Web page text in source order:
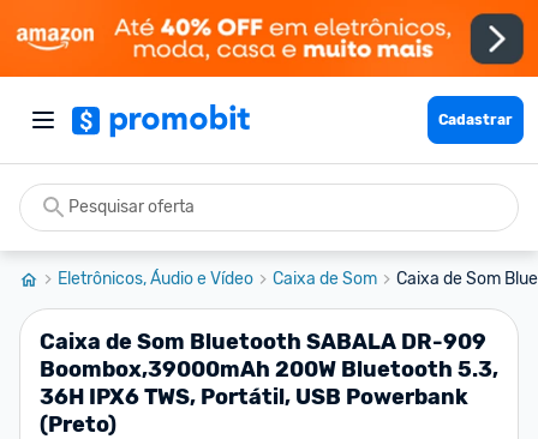
Cadastrar
Eletrônicos, Áudio e Vídeo Caixa de Som Caixa de Som
Caixa de Som Bluetooth SABALA DR-909
Boombox,39000mAh 200W Bluetooth 5.3,
36H IPX6 TWS, Portátil, USB Powerbank
(Preto)